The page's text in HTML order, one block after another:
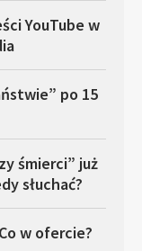
YouTube w
po 15
śmierci” już
słuchać?
w ofercie?